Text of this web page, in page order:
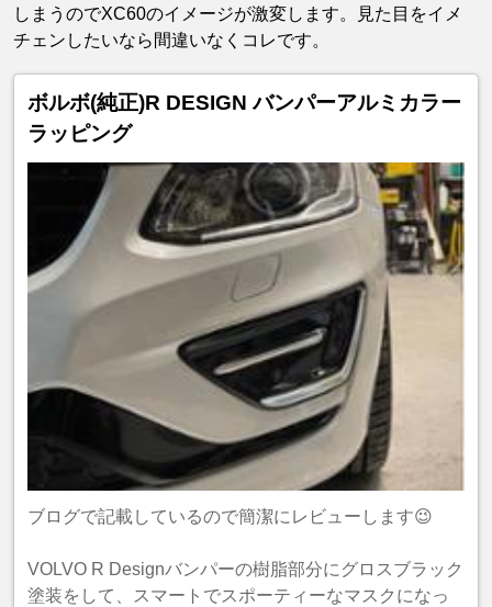
しまうのでXC60のイメージが激変します。見た目をイメ
チェンしたいなら間違いなくコレです。
ボルボ(純正)R DESIGN バンパーアルミカラー
ラッピング
ブログで記載しているので簡潔にレビューします😉
VOLVO R Designバンパーの樹脂部分にグロスブラック
塗装をして、スマートでスポーティーなマスクになっ